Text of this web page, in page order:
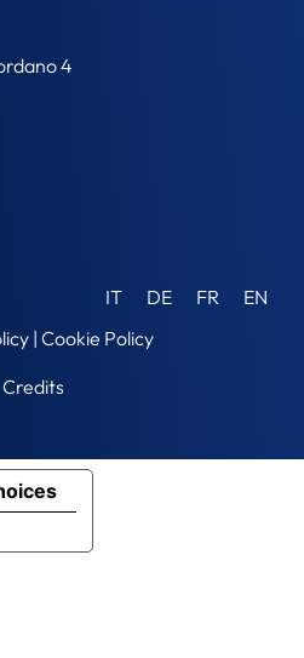
4
IT DE FR
EN
| Cookie Policy
Credits